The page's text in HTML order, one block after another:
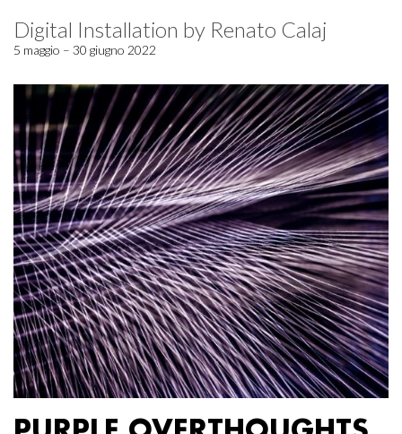
Digital Installation by Renato Calaj
5 maggio – 30 giugno 2022